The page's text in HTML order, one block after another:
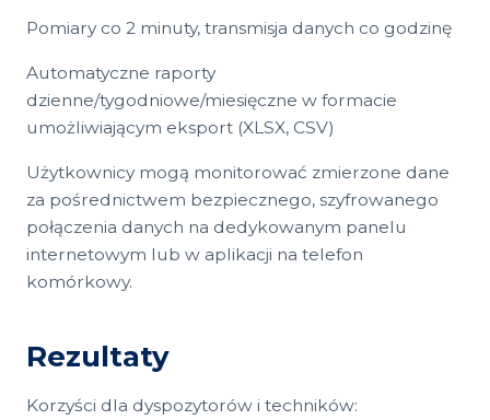
Pomiary co 2 minuty, transmisja danych co godzinę
Automatyczne raporty
dzienne/tygodniowe/miesięczne w formacie
umożliwiającym eksport (XLSX, CSV)
Użytkownicy mogą monitorować zmierzone dane
za pośrednictwem bezpiecznego, szyfrowanego
połączenia danych na dedykowanym panelu
internetowym lub w aplikacji na telefon
komórkowy.
Rezultaty
Korzyści dla dyspozytorów i techników: